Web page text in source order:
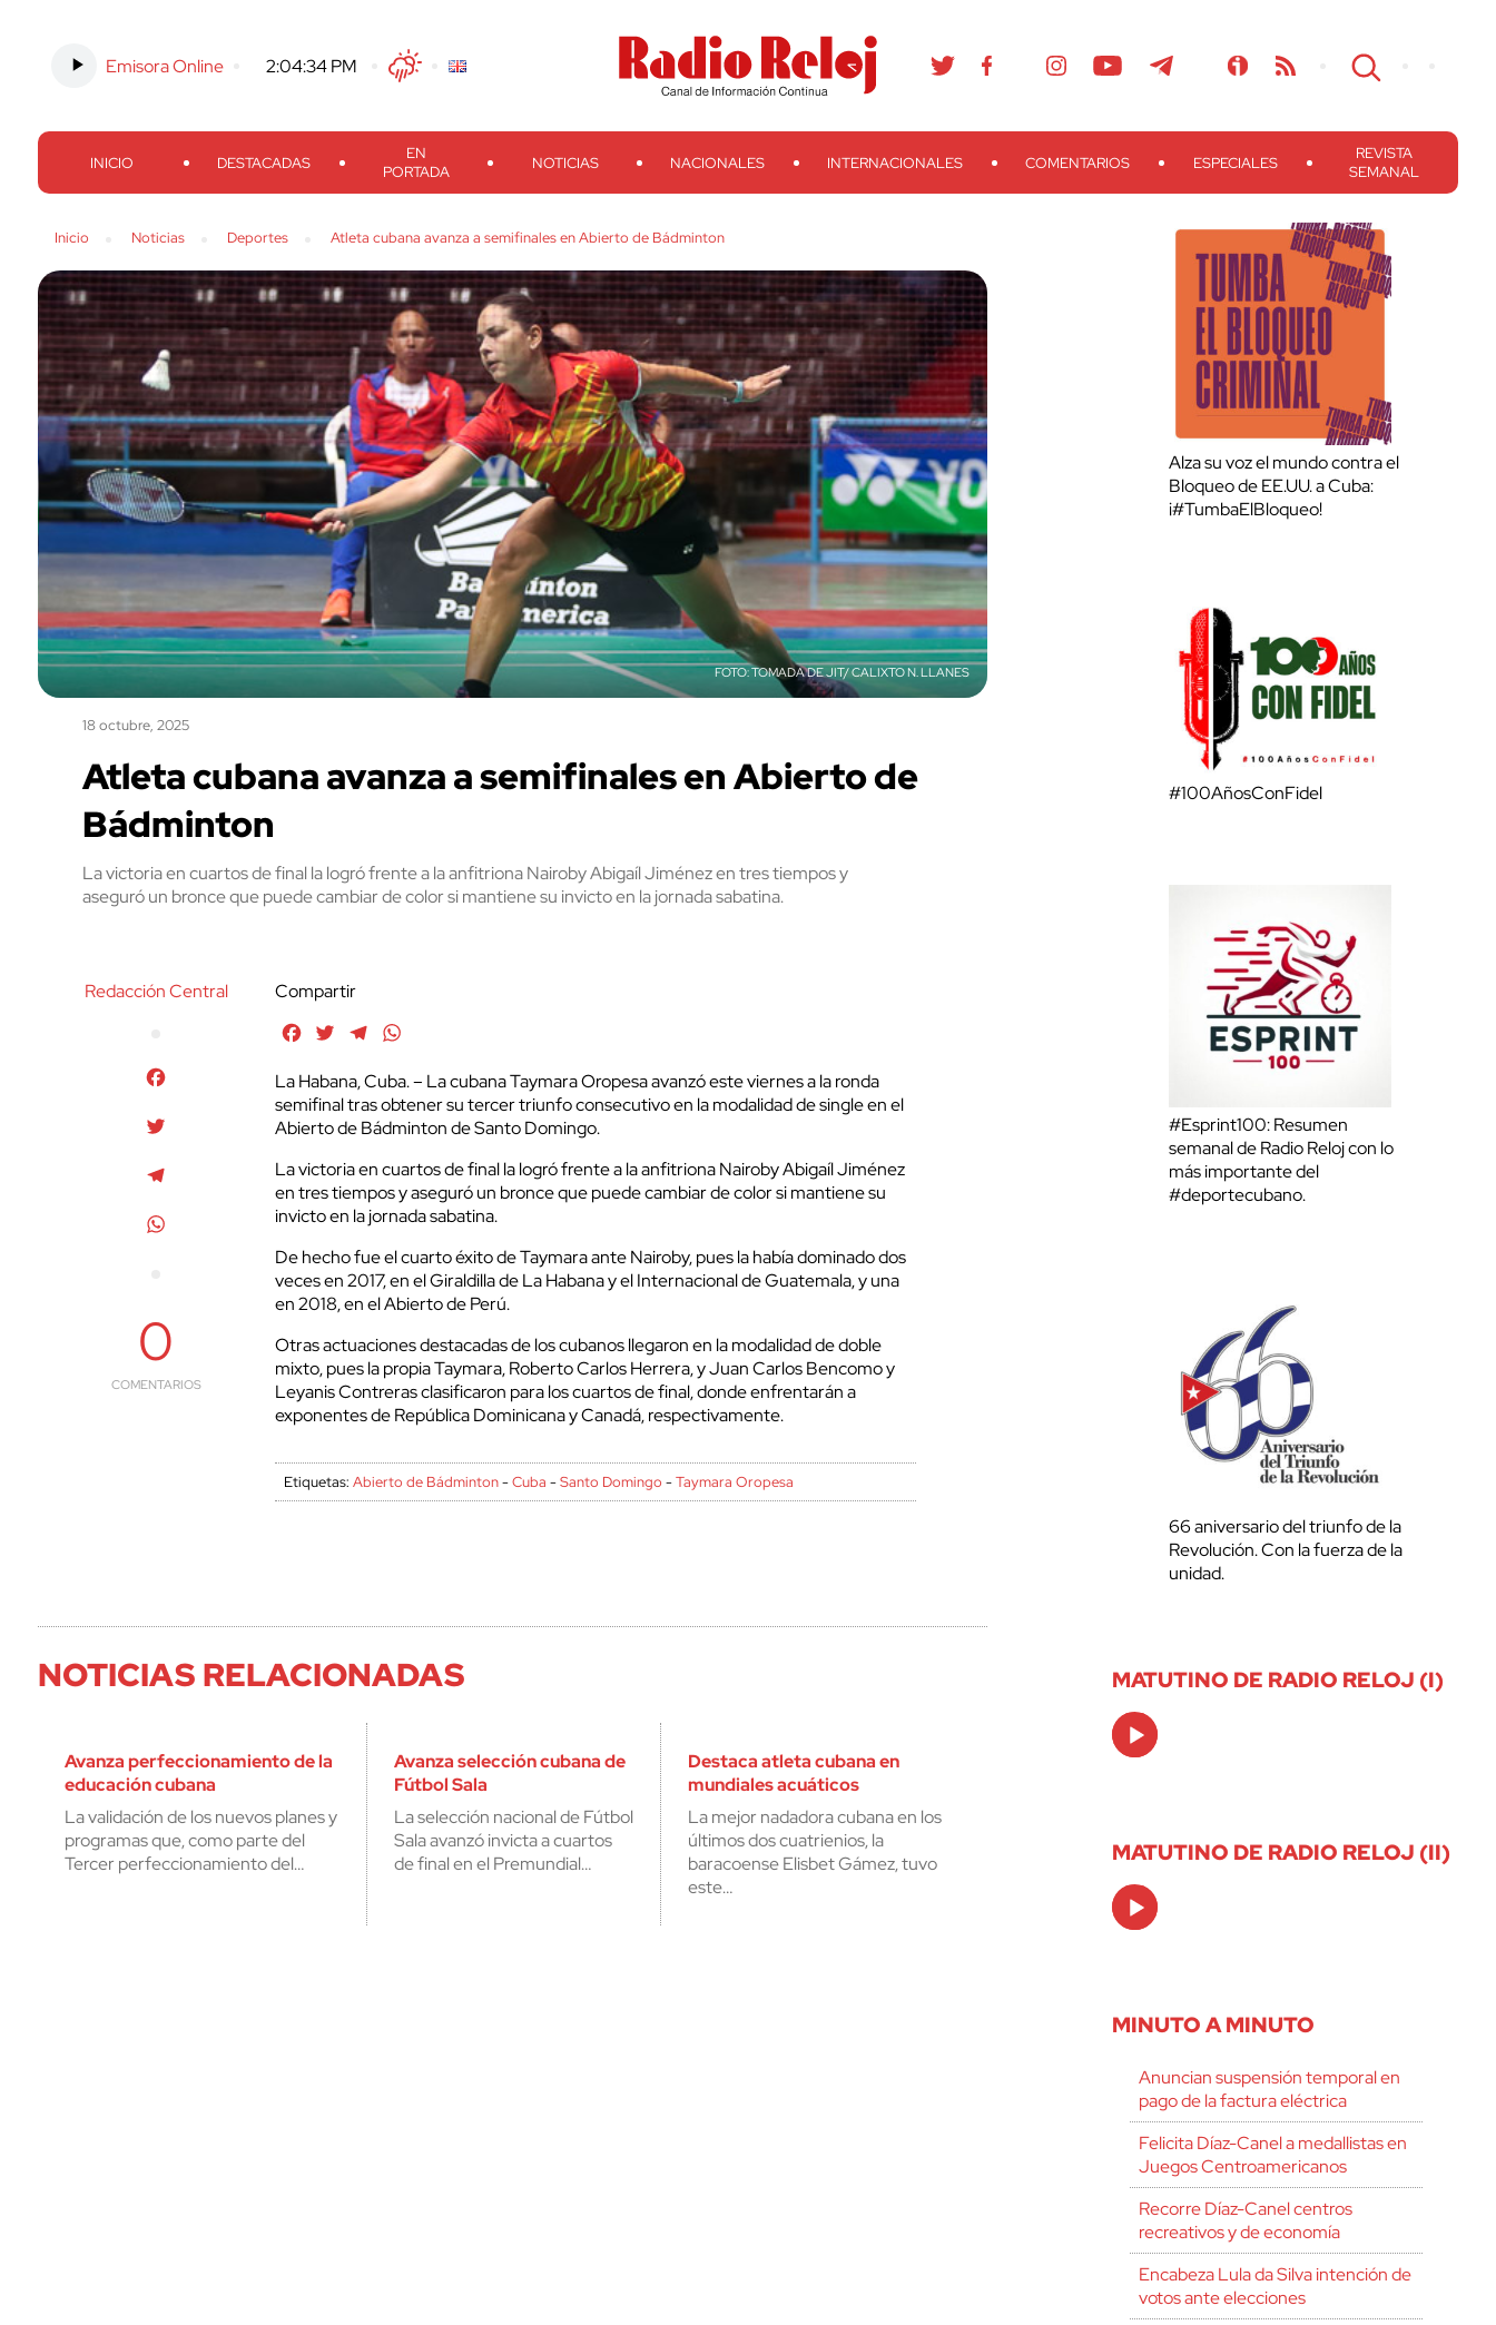
Emisora Online -2:04:35 PM TwitterFacebook
Threads
Instagram TelegramTeveo Ivoox RSS Search
INICIO DESTACADAS
EN
PORTADA
NOTICIAS NACIONALES INTERNACIONALES COMENTARIOS ESPECIALES
REVISTA
SEMANAL
Inicio Noticias Deportes Atleta cubana avanza a semifinales en Abierto de Bádminton
TOMADA DE JIT/ CALIXTO N. LLANES
18 octubre, 2025
Atleta cubana avanza a semifinales en Abierto de
Bádminton
La victoria en cuartos de final la logró frente a la anfitriona Nairoby Abigaíl Jiménez en tres tiempos y
aseguró un bronce que puede cambiar de color si mantiene su invicto en la jornada sabatina.
Redacción Central
0
COMENTARIOS
Compartir
FacebookTwitterTelegram
La Habana, Cuba. – La cubana Taymara Oropesa avanzó este viernes a la ronda
semifinal tras obtener su tercer triunfo consecutivo en la modalidad de single en el
Abierto de Bádminton de Santo Domingo.
La victoria en cuartos de final la logró frente a la anfitriona Nairoby Abigaíl Jiménez
en tres tiempos y aseguró un bronce que puede cambiar de color si mantiene su
invicto en la jornada sabatina.
De hecho fue el cuarto éxito de Taymara ante Nairoby, pues la había dominado dos
veces en 2017, en el Giraldilla de La Habana y el Internacional de Guatemala, y una
en 2018, en el Abierto de Perú.
Otras actuaciones destacadas de los cubanos llegaron en la modalidad de doble
mixto, pues la propia Taymara, Roberto Carlos Herrera, y Juan Carlos Bencomo y
Leyanis Contreras clasificaron para los cuartos de final, donde enfrentarán a
exponentes de República Dominicana y Canadá, respectivamente.
Etiquetas:Abierto de Bádminton-Cuba -Santo Domingo -Taymara Oropesa
NOTICIAS RELACIONADAS
Avanza perfeccionamiento de la
educación cubana
La validación de los nuevos planes y
programas que, como parte del
Tercer perfeccionamiento del…
Avanza selección cubana de
Fútbol Sala
La selección nacional de Fútbol
Sala avanzó invicta a cuartos
de final en el Premundial…
Destaca atleta cubana en
mundiales acuáticos
La mejor nadadora cubana en los
últimos dos cuatrienios, la
baracoense Elisbet Gámez, tuvo
este…
Alza su voz el mundo contra el
Bloqueo de EE.UU. a Cuba:
¡#TumbaElBloqueo!
#100AñosConFidel
#Esprint100: Resumen
semanal de Radio Reloj con lo
más importante del
#deportecubano.
66 aniversario del triunfo de la
Revolución. Con la fuerza de la
unidad.
MATUTINO DE RADIO RELOJ (I)
Audio
Player
MATUTINO DE RADIO RELOJ (II)
Audio
Player
MINUTO A MINUTO
Anuncian suspensión temporal en
pago de la factura eléctrica
Felicita Díaz-Canel a medallistas en
Juegos Centroamericanos
Recorre Díaz-Canel centros
recreativos y de economía
Encabeza Lula da Silva intención de
votos ante elecciones